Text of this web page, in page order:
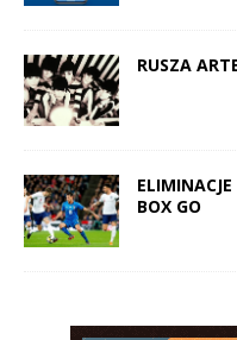
RUSZA
BOX GO